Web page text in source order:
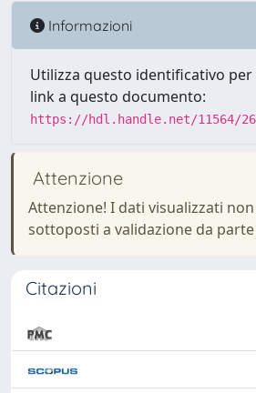
Informazioni
Utilizza questo identificativo
link a questo documento:
https://hdl.handle.net/11564/
Attenzione
Attenzione! I dati visualizzati
sottoposti a validazione da
Citazioni